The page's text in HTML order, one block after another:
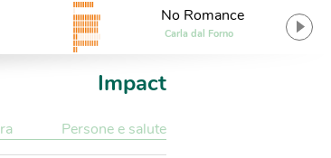
No Romance
Carla dal Forno
Impact
Persone e salute